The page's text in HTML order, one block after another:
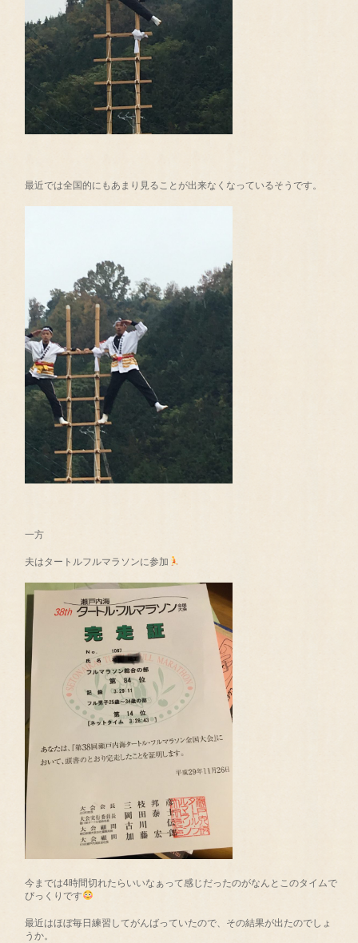
最近では全国的にもあまり見ることが出来なくなっているそうです。
一方
夫はタートルフルマラソンに参加
今までは4時間切れたらいいなぁって感じだったのがなんとこのタイムで
びっくりです
最近はほぼ毎日練習してがんばっていたので、その結果が出たのでしょ
うか。